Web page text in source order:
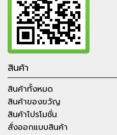
สินค้า
สินค้าทั้งหมด
สินค้าของขวัญ
สินค้าโปรโมชั่น
สั่งออกแบบสินค้า